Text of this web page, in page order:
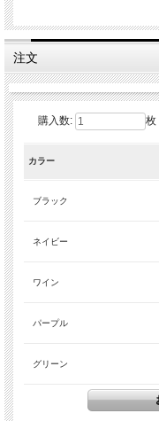
注文
購入数: 枚
カラー
ブラック
ネイビー
ワイン
パープル
グリーン